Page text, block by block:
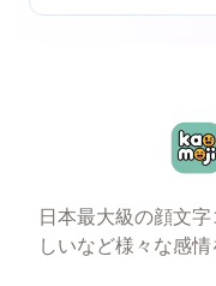
日本最大級の顔文
しいなど様々な感